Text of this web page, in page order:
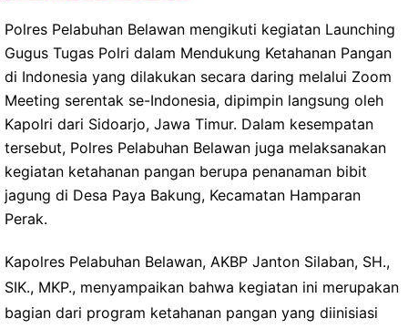
Polres Pelabuhan Belawan mengikuti kegiatan Launching
Gugus Tugas Polri dalam Mendukung Ketahanan Pangan
di Indonesia yang dilakukan secara daring melalui Zoom
Meeting serentak se-Indonesia, dipimpin langsung oleh
Kapolri dari Sidoarjo, Jawa Timur. Dalam kesempatan
tersebut, Polres Pelabuhan Belawan juga melaksanakan
kegiatan ketahanan pangan berupa penanaman bibit
jagung di Desa Paya Bakung, Kecamatan Hamparan
Perak.
Kapolres Pelabuhan Belawan, AKBP Janton Silaban, SH.,
SIK., MKP., menyampaikan bahwa kegiatan ini merupakan
bagian dari program ketahanan pangan yang diinisiasi